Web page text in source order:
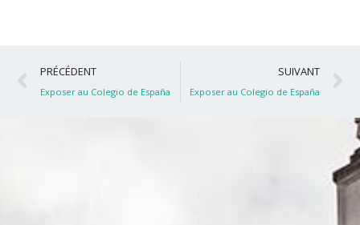
Précédent
PRÉCÉDENT
Exposer au Colegio de España
SUIVANT
Exposer au Colegio de España